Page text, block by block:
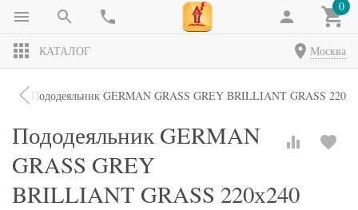
0
КАТАЛОГ Москва
Пододеяльник GERMAN GRASS GREY BRILLIANT GRASS
Пододеяльник GERMAN
GRASS GREY
BRILLIANT GRASS 220х240